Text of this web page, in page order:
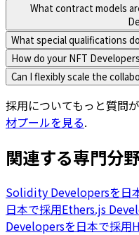
What contract models
What special qualifications
How do your NFT
Can I flexibly scale the
採用についてもっと質問
材プールを見る.
関連する専門分
Solidity Developersを日
日本で採用Ethers.js
Developersを日本で採用